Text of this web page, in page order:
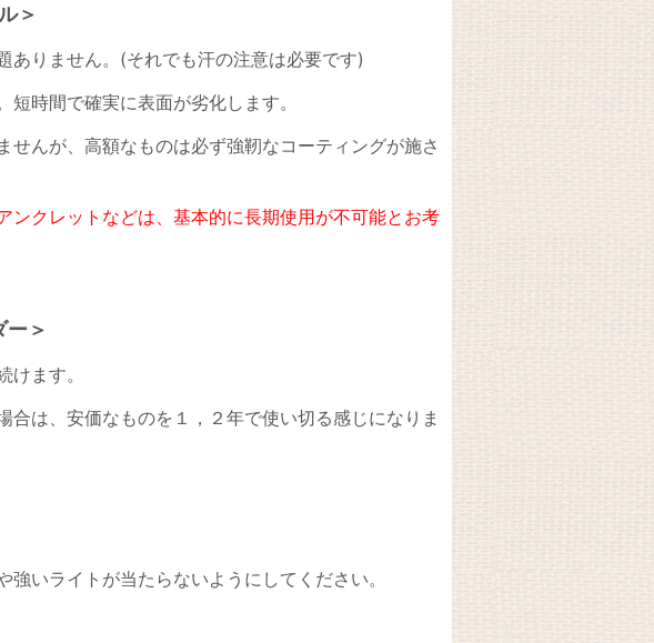
＞
ありません。(それでも汗の注意は必要です)
時間で確実に表面が劣化します。
んが、高額なものは必ず強靭なコーティングが施さ
クレットなどは、 基本的に長期使用が不可能とお考
ー＞
ます。
は、安価なものを１，２年で使い切る感じになりま
強いライトが当たらないようにしてください。